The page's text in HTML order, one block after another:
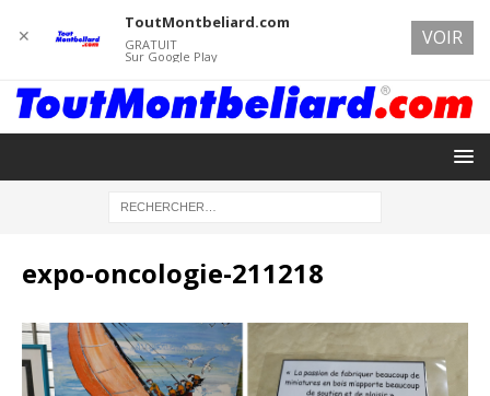
expo-oncologie-211218
✕
ToutMontbeliard.com
GRATUIT
Sur Google Play
VOIR